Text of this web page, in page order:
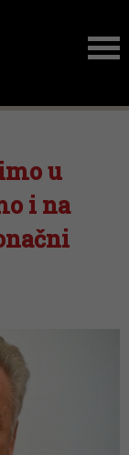
u
i na